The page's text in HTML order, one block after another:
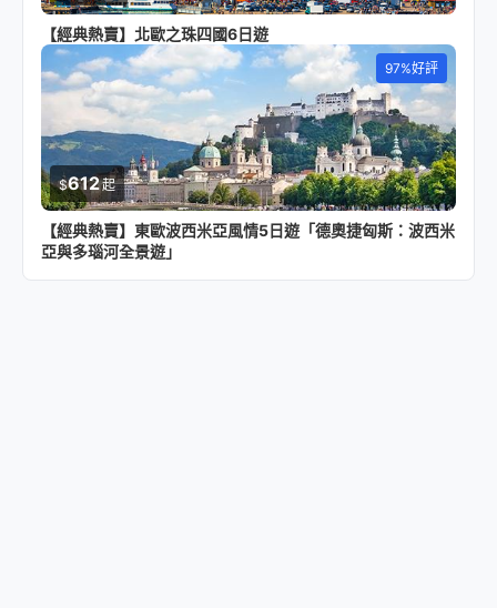
【經典熱賣】北歐之珠四國6日遊
97%好評
$612起
【經典熱賣】東歐波西米亞風情5日遊「德奧捷匈斯：波西米
亞與多瑙河全景遊」